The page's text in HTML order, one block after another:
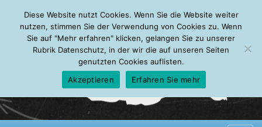
Friday, 07.08.2026
Mein Account
About Autoren Leseempfehlungen FAQ
Diese Website nutzt Cookies. Wenn Sie die Website weiter
nutzen, stimmen Sie der Verwendung von Cookies zu. Wenn
Sie auf "Mehr erfahren" klicken, gelangen Sie zu unserer
Rubrik Datenschutz, in der wir die auf unseren Seiten
genutzten Cookies auflisten.
Akzeptieren
Erfahren Sie mehr